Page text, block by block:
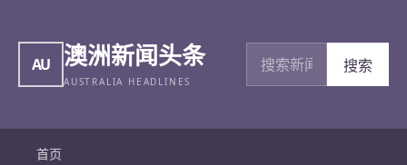
AU 澳洲新闻头条
AUSTRALIA HEADLINES
搜索新闻
搜索
首页